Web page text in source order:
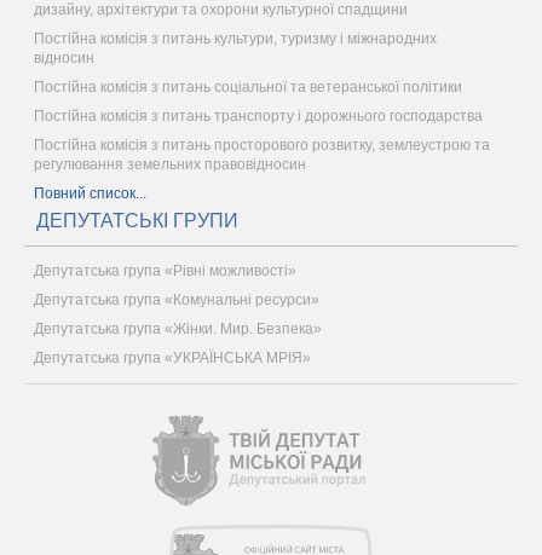
дизайну, архітектури та охорони культурної спадщини
Постійна комісія з питань культури, туризму і міжнародних
відносин
Постійна комісія з питань соціальної та ветеранської політики
Постійна комісія з питань транспорту і дорожнього господарства
Постійна комісія з питань просторового розвитку, землеустрою та
регулювання земельних правовідносин
Повний список...
ДЕПУТАТСЬКІ ГРУПИ
Депутатська група «Рівні можливості»
Депутатська група «Комунальні ресурси»
Депутатська група «Жінки. Мир. Безпека»
Депутатська група «УКРАЇНСЬКА МРІЯ»